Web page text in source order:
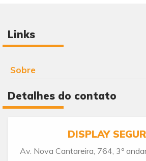
Links
Sobre
Detalhes do contato
DISPLAY
Av. Nova Cantareira, 764, 3º